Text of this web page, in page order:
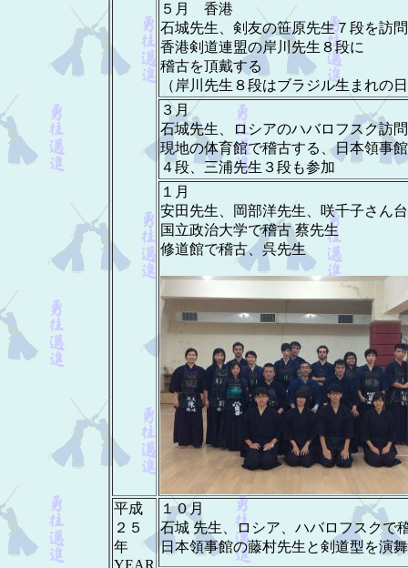
５月 香港
石城先生、剣友の笹原先生７段を訪
香港剣道連盟の岸川先生８段に
稽古を頂戴する
（岸川先生８段はブラジル生まれの
３月
石城先生、ロシアのハバロフスク訪問
現地の体育館で稽古する、日本領事
４段、三浦先生３段も参加
１月
安田先生、岡部洋先生、咲千子さん
国立政治大学で稽古 蔡先生
修道館で稽古、呉先生
平成
２５
年
YEAR
１０月
石城 先生、ロシア、ハバロフスクで
日本領事館の藤村先生と剣道型を演舞